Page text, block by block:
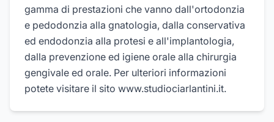
gamma di prestazioni che vanno dall'ortodonzia
e pedodonzia alla gnatologia, dalla conservativa
ed endodonzia alla protesi e all'implantologia,
dalla prevenzione ed igiene orale alla chirurgia
gengivale ed orale. Per ulteriori informazioni
potete visitare il sito www.studiociarlantini.it.